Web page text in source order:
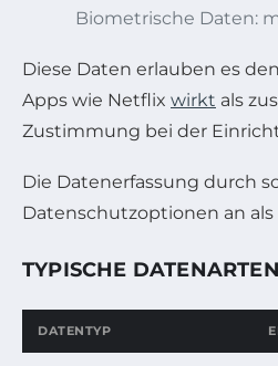
Biometrische Daten:
Diese Daten erlauben es
Apps wie Netflix wirkt als
Zustimmung bei der
Die Datenerfassung durch
Datenschutzoptionen an
TYPISCHE
DATENTYP